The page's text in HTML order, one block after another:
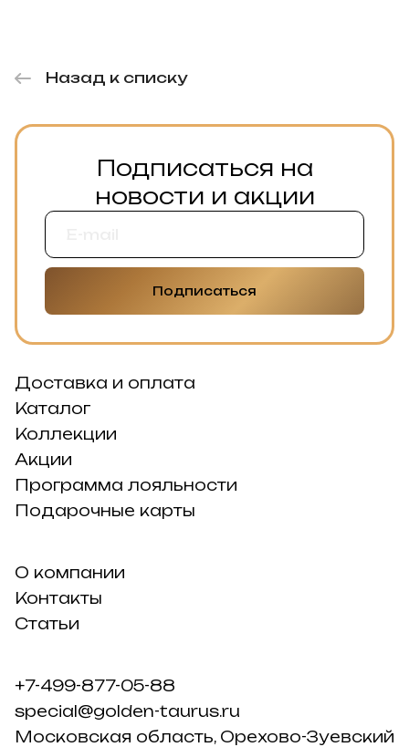
Назад к списку
Подписаться на
новости и акции
Подписаться
Доставка и оплата
Каталог
Коллекции
Акции
Программа лояльности
Подарочные карты
О компании
Контакты
Статьи
+7-499-877-05-88
special@golden-taurus.ru
Московская область, Орехово-Зуевский